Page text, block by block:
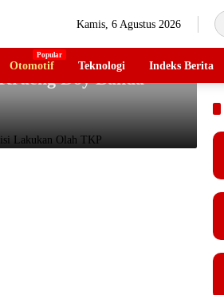
Kamis, 6 Agustus 2026
Otomotif Teknologi Indeks Berita
Doy Banda